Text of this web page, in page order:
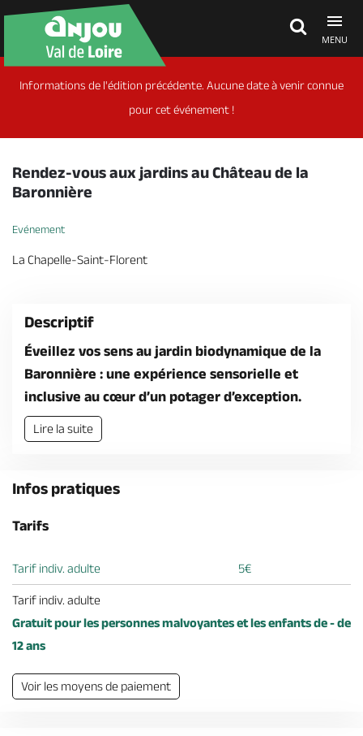
MENU
Découvrir
Dormir, manger
Séjours, cadeaux
Billetterie en ligne
Brochures & Cartes Offices de tourisme
Informations de l'édition précédente. Aucune date à venir connue
pour cet événement !
Rendez-vous aux jardins au Château de la
Baronnière
Evénement
La Chapelle-Saint-Florent
Descriptif
Éveillez vos sens au jardin biodynamique de la
Baronnière : une expérience sensorielle et
inclusive au cœur d’un potager d’exception.
Lire la suite
Infos pratiques
Tarifs
Tarif indiv. adulte 5€
Tarif indiv. adulte
Gratuit pour les personnes malvoyantes et les enfants de - de
12 ans
Voir les moyens de paiement